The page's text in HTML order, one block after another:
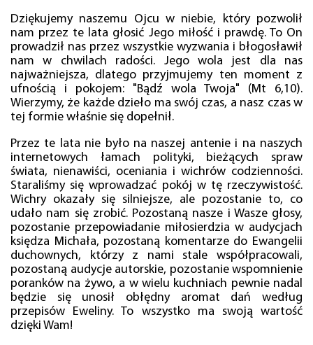
Dziękujemy naszemu Ojcu w niebie, który pozwolił
nam przez te lata głosić Jego miłość i prawdę. To On
prowadził nas przez wszystkie wyzwania i błogosławił
nam w chwilach radości. Jego wola jest dla nas
najważniejsza, dlatego przyjmujemy ten moment z
ufnością i pokojem: "Bądź wola Twoja" (Mt 6,10).
Wierzymy, że każde dzieło ma swój czas, a nasz czas w
tej formie właśnie się dopełnił.
Przez te lata nie było na naszej antenie i na naszych
internetowych łamach polityki, bieżących spraw
świata, nienawiści, oceniania i wichrów codzienności.
Staraliśmy się wprowadzać pokój w tę rzeczywistość.
Wichry okazały się silniejsze, ale pozostanie to, co
udało nam się zrobić. Pozostaną nasze i Wasze głosy,
pozostanie przepowiadanie miłosierdzia w audycjach
księdza Michała, pozostaną komentarze do Ewangelii
duchownych, którzy z nami stale współpracowali,
pozostaną audycje autorskie, pozostanie wspomnienie
poranków na żywo, a w wielu kuchniach pewnie nadal
będzie się unosił obłędny aromat dań według
przepisów Eweliny. To wszystko ma swoją wartość
dzięki Wam!